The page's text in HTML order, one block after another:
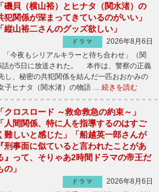
「磯貝（横山裕）とヒナタ（関水渚）の
犯関係が深まってきているのがいい」
「縦山裕二さんのグッズ欲しい」
ドラマ
2026年8月6日
「今夜もシリアルキラーと待ち合わせ」（関
話が5日に放送された。 本作は、警察の正義
し、秘密の共犯関係を結んだ一匹おおかみの
子ヒナタ（関水渚）の物語 … 続きを読む
「クロスロード ～救命救急の約束～」
「人間関係、特に人を指導するのはすご
難しいと感じた」「船越英一郎さんが
『刑事面に似ていると言われたことがあ
』って、そりゃあ2時間ドラマの帝王だ
の」
ドラマ
2026年8月6日